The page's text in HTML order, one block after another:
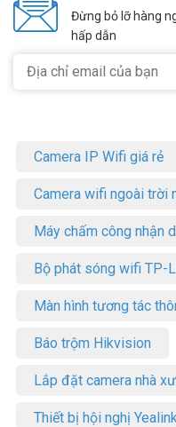
Đừng bỏ lỡ hàng
hấp dẫn
Camera IP Wifi giá rẻ
Camera wifi ngoài trời
Máy chấm công nhận
Bộ phát sóng wifi TP-
Màn hình tương tác
Báo trộm Hikvision
Lắp đặt camera nhà
Thiết bị hội nghị Yealink